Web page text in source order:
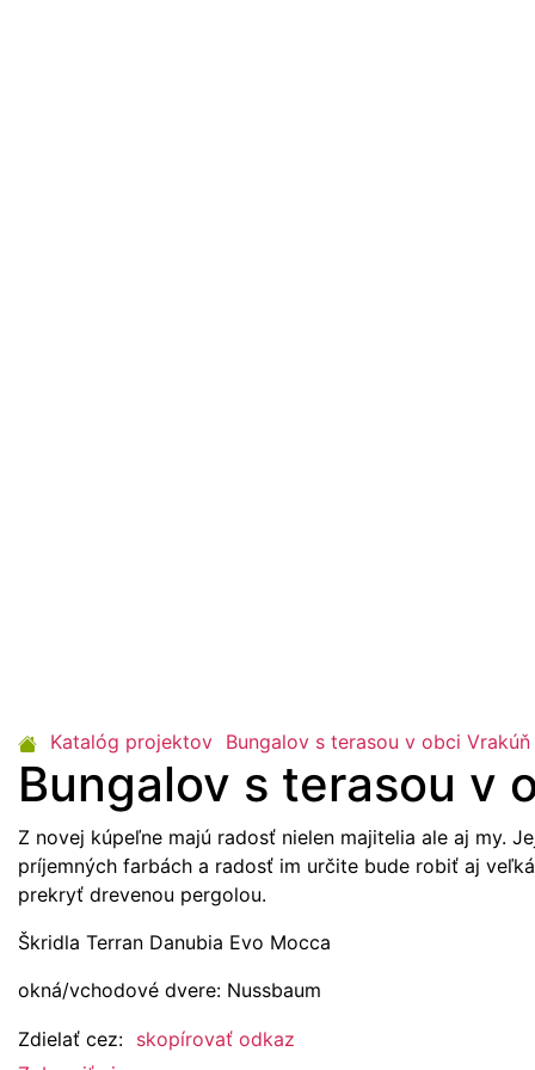
Katalóg projektov Bungalov s terasou v obci Vrakúň
Bungalov s terasou v
Z novej kúpeľne majú radosť nielen majitelia ale aj my.
príjemných farbách a radosť im určite bude robiť aj
prekryť drevenou pergolou.
Škridla Terran Danubia Evo Mocca
okná/vchodové dvere: Nussbaum
Zdielať cez: skopírovať odkaz